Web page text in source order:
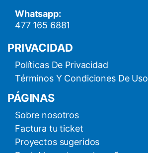
Whatsapp:
477 165 6881
PRIVACIDAD
Políticas De Privacidad
Términos Y Condiciones De Uso
PÁGINAS
Sobre nosotros
Factura tu ticket
Proyectos sugeridos